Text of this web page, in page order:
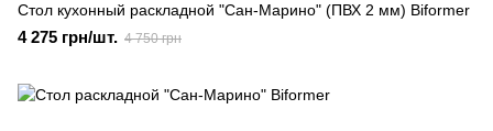
Стол кухонный раскладной "Сан-Марино" (ПВХ 2 мм) Biformer
4 275 грн/шт. 4 750 грн